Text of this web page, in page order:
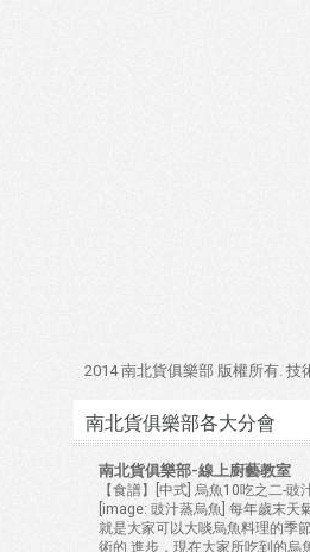
2014 南北貨俱樂部 版權所有. 技
南北貨俱樂部各大分會
南北貨俱樂部-線上廚藝教室
【食譜】[中式] 烏魚10吃之二-豉
[image: 豉汁蒸烏魚] 每年歲末天
就是大家可以大啖烏魚料理的季
術的 進步，現在大家所吃到的烏